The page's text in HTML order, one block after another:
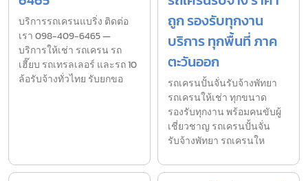
บริการรถเครนแบริ่ง ติดต่อ
เรา 098-409-6465 —
บริการให้เช่า รถเครน รถ
เฮี๊ยบ รถเทรลเลอร์ และรถ 10
ล้อรับจ้างทั่วไทย รับยกขอ
ถูก รองรับทุกงาน
บริการ ทุกพื้นที่ ภาค
ตะวันออก
รถเครนปั้นจั่นรับจ้างพัทยา
รถเครนให้เช่า ทุกขนาด
รองรับทุกงาน พร้อมคนขับผู้
เชี่ยวชาญ รถเครนปั้นจั่น
รับจ้างพัทยา รถเครนให